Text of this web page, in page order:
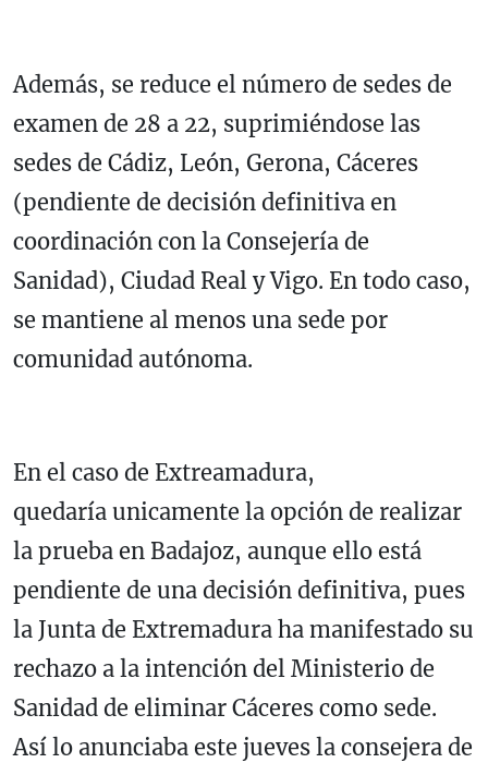
Además, se reduce el número de sedes de
examen de 28 a 22, suprimiéndose las
sedes de Cádiz, León, Gerona, Cáceres
(pendiente de decisión definitiva en
coordinación con la Consejería de
Sanidad), Ciudad Real y Vigo. En todo caso,
se mantiene al menos una sede por
comunidad autónoma.
En el caso de Extreamadura,
quedaría unicamente la opción de realizar
la prueba en Badajoz, aunque ello está
pendiente de una decisión definitiva, pues
la Junta de Extremadura ha manifestado su
rechazo a la intención del Ministerio de
Sanidad de eliminar Cáceres como sede.
Así lo anunciaba este jueves la consejera de